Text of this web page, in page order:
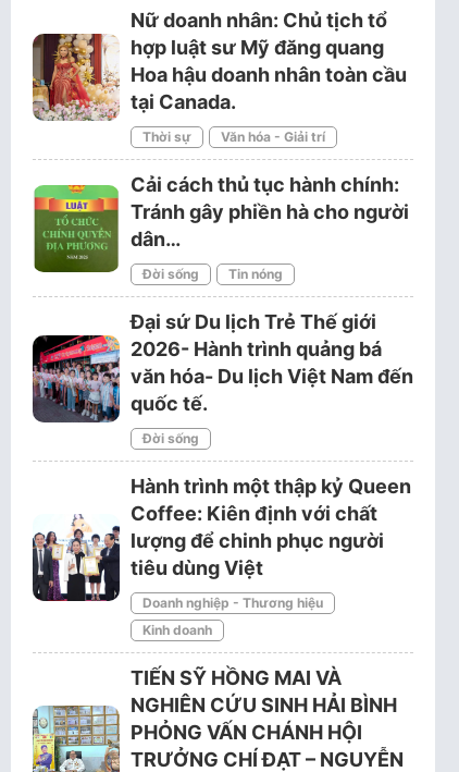
Nữ doanh nhân: Chủ tịch tổ
hợp luật sư Mỹ đăng quang
Hoa hậu doanh nhân toàn cầu
tại Canada.
Thời sự Văn hóa - Giải trí
Cải cách thủ tục hành chính:
Tránh gây phiền hà cho người
dân…
Đời sống Tin nóng
Đại sứ Du lịch Trẻ Thế giới
2026- Hành trình quảng bá
văn hóa- Du lịch Việt Nam đến
quốc tế.
Đời sống
Hành trình một thập kỷ Queen
Coffee: Kiên định với chất
lượng để chinh phục người
tiêu dùng Việt
Doanh nghiệp - Thương hiệu
Kinh doanh
TIẾN SỸ HỒNG MAI VÀ
NGHIÊN CỨU SINH HẢI BÌNH
PHỎNG VẤN CHÁNH HỘI
TRƯỞNG CHÍ ĐẠT – NGUYỄN